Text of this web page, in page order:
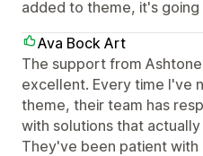
added to theme, it's
Ava Bock Art
The support from
excellent. Every time I've
theme, their team has
with solutions that
They've been patient with